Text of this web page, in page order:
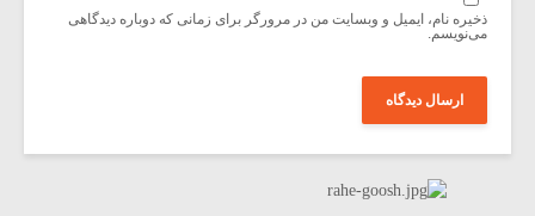
ذخیره نام، ایمیل و وبسایت من در مرورگر برای زمانی که دوباره دیدگاهی
می‌نویسم.